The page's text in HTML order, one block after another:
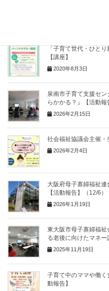
「子育て世代・ひと
【講座】
2020年8月3日
泉南市子育て支援セン
らかかる？』【活動報
2026年2月15日
社会福祉協議会主催
2026年2月4日
大阪府母子寡婦福祉連
【活動報告】（12/6）
2026年1月19日
東大阪市母子寡婦福祉
る老後に向けたマネー
2025年11月19日
子育て中のママや働
動報告】